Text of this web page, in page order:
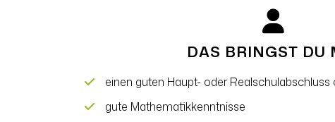
DAS BRINGST DU
einen guten Haupt- oder Realschulabschluss
gute Mathematikkenntnisse